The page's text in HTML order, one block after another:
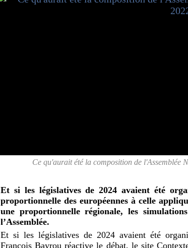
Ce qu'aurait été la composition de l'Assemblée
Et si les législatives de 2024 avaient été
proportionnelle des européennes à celle
une proportionnelle régionale, les
l’Assemblée.
Et si les législatives de 2024 avaient été
François Bayrou réactive le débat, le site